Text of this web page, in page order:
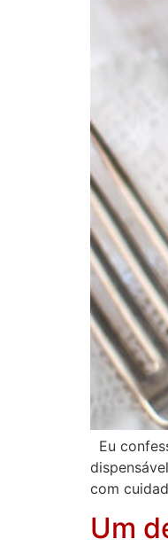
Eu
com
Um